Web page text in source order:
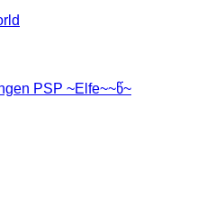
PSP ~Elfe~~წ~